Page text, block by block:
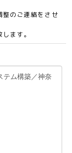
のご連絡をさせ
ます。